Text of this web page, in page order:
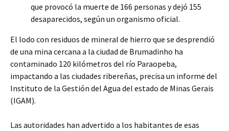
que provocó la muerte de 166 personas y dejó 155
desaparecidos, según un organismo oficial.
El lodo con residuos de mineral de hierro que se desprendió
de una mina cercana a la ciudad de Brumadinho ha
contaminado 120 kilómetros del río Paraopeba,
impactando a las ciudades ribereñas, precisa un informe del
Instituto de la Gestión del Agua del estado de Minas Gerais
(IGAM).
Las autoridades han advertido a los habitantes de esas